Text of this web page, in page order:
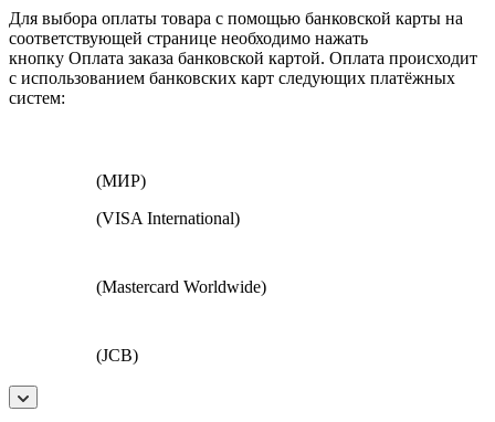
Для выбора оплаты товара с помощью банковской карты на
соответствующей странице необходимо нажать
кнопку Оплата заказа банковской картой. Оплата происходит
с использованием банковских карт следующих платёжных
систем:
(МИР)
(VISA International)
(Mastercard Worldwide)
(JCB)